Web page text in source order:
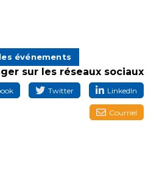
événements
sur les réseaux sociaux
Twitter LinkedIn
Courriel